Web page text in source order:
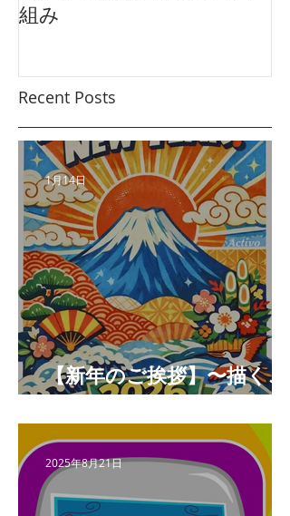
組み
Recent Posts
【新年のご挨拶】〜描くこ
とと未来をつなぐ年へ〜
1月14日
2025年8月21日